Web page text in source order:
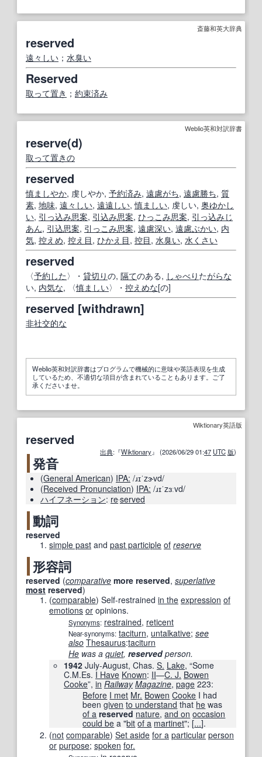
斎藤和英大辞典
reserved
遠々しい ； 水臭い
Reserved
取って置き ； 約束済み
Weblio英和対訳辞書
reserve(d)
取って置きの
reserved
慎ましやか, 虔しやか, 予約済み, 遠慮がち, 遠慮勝ち, 質
素, 地味, 遠々しい, 遠遠しい,慎ましい, 虔しい, 奥ゆかし
い, 引っ込み思案, 引込み思案, ひっこみ思案, 引っ込み じ
あん, 引込思案, 引っこみ思案, 遠慮深い, 遠慮ぶかい, 内
気, 控えめ, 控え目, ひかえ 目, 控目, 水臭い, 水くさい
reserved
〈予約した〉・ 貸切りの, 隔てのある, しゃべり たがらな
い, 内気な, 〈慎ましい〉・ 控えめな[の]
reserved [withdrawn]
非社交的な
Weblio英和対訳辞書はプログラムで機械的に意味や英語表現を生成
しているため、不適切な項目が含まれていることもあります。ご了
承くださいませ。
Wiktionary英語版
reserved
出典:『Wiktionary』 (2026/06/29 01:47 UTC 版)
発音
(General American) IPA: /ɹɪˈzɝvd/
(Received Pronunciation) IPA: /ɹɪˈzɜːvd/
ハイフネーション: re‧served
動詞
reserved
simple past and past participle of reserve
形容詞
reserved (comparative more reserved, superlative
most reserved)
(comparable) Self-restrained in the expression of
emotions or opinions.
Synonyms: restrained, reticent
Near-synonyms: taciturn, untalkative; see
also Thesaurus:taciturn
He was a quiet, reservedperson.
1942 July-August, Chas. S. Lake, “Some
C.M.Es. I Have Known: II—C. J. Bowen
Cooke”, in Railway Magazine, page 223:
Before I met Mr. Bowen Cooke I had
beengiven to understand that he was
of a reserved nature,and on occasion
could be a "bit of a martinet"; [...].
(not comparable) Set aside for a particular person
or purpose; spoken for.